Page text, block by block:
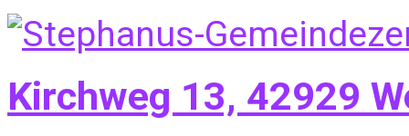
Kirchweg 13, 42929